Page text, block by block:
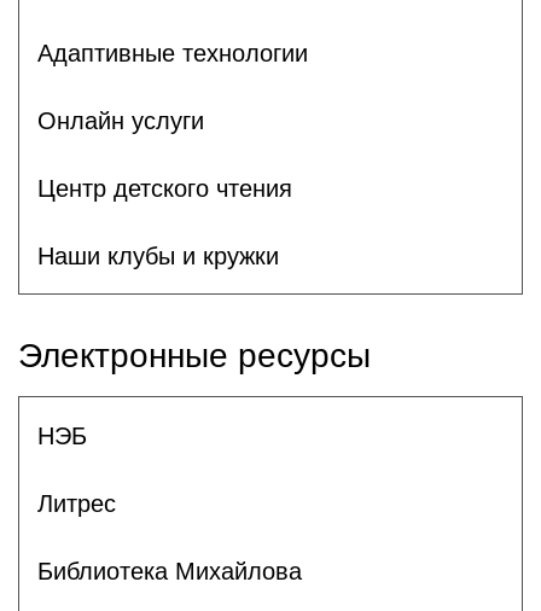
Адаптивные технологии
Онлайн услуги
Центр детского чтения
Наши клубы и кружки
Электронные ресурсы
НЭБ
Литрес
Библиотека Михайлова